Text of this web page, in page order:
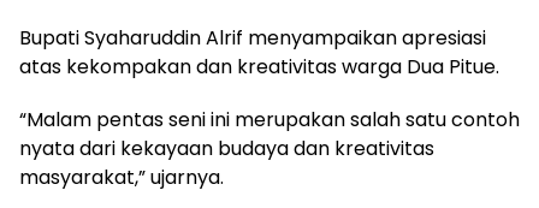
Bupati Syaharuddin Alrif menyampaikan apresiasi
atas kekompakan dan kreativitas warga Dua Pitue.
“Malam pentas seni ini merupakan salah satu contoh
nyata dari kekayaan budaya dan kreativitas
masyarakat,” ujarnya.